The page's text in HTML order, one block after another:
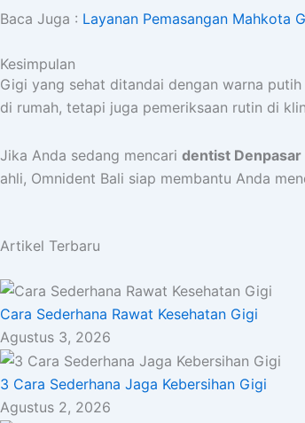
Baca Juga : Layanan Pemasangan Mahkota
Kesimpulan
Gigi yang sehat ditandai dengan warna
di rumah, tetapi juga pemeriksaan rutin di
Jika Anda sedang mencari dentist Denpasar
ahli, Omnident Bali siap membantu Anda
Artikel Terbaru
Cara Sederhana Rawat Kesehatan Gigi
Agustus 3, 2026
3 Cara Sederhana Jaga Kebersihan Gigi
Agustus 2, 2026